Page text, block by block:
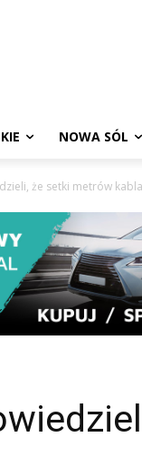
NOWA SÓL
że setki metrów